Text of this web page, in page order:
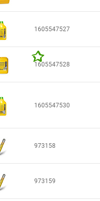
1605547527
1605547528
1605547530
973158
973159